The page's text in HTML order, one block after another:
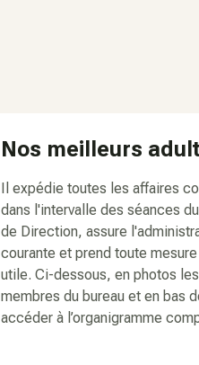
Nos meilleurs
Il expédie toutes les affaires
dans l'intervalle des séances
de Direction, assure
courante et prend toute
utile. Ci-dessous, en photos les
membres du bureau et en bas
accéder à l’organigramme